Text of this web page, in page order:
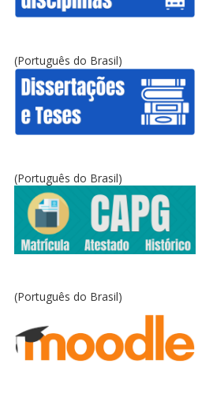
(Português do Brasil)
(Português do Brasil)
(Português do Brasil)